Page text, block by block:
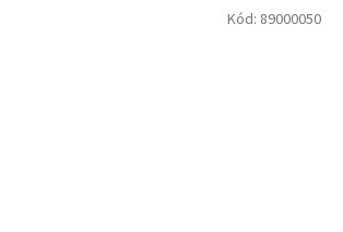
Kód: 89000050